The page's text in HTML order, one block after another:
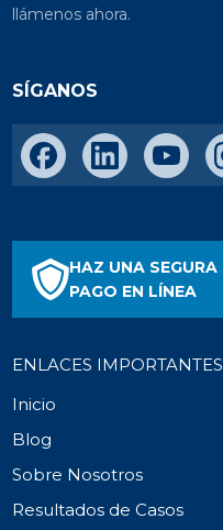
llámenos ahora.
SÍGANOS
HAZ UNA SEGURA
PAGO EN LÍNEA
ENLACES IMPORTANTES
Inicio
Blog
Sobre Nosotros
Resultados de Casos